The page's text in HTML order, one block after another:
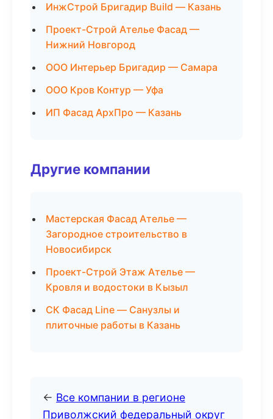
ИнжСтрой Бригадир Build — Казань
Проект-Строй Ателье Фасад —
Нижний Новгород
ООО Интерьер Бригадир — Самара
ООО Кров Контур — Уфа
ИП Фасад АрхПро — Казань
Другие компании
Мастерская Фасад Ателье —
Загородное строительство в
Новосибирск
Проект-Строй Этаж Ателье —
Кровля и водостоки в Кызыл
СК Фасад Line — Санузлы и
плиточные работы в Казань
← Все компании в регионе
Приволжский федеральный округ